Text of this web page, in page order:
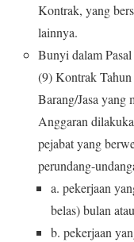
Kontrak, yang
lainnya.
Bunyi dalam
(9) Kontrak Tahun
Barang/Jasa yang
Anggaran
pejabat yang
perundang-
a. pekerjaan
belas) bulan
b. pekerjaan